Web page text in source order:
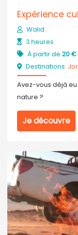
Expérience
Walid .
3 heures
À partir de 20 €
Destinations:
Avez-vous déjà
nature ?
Je découvre